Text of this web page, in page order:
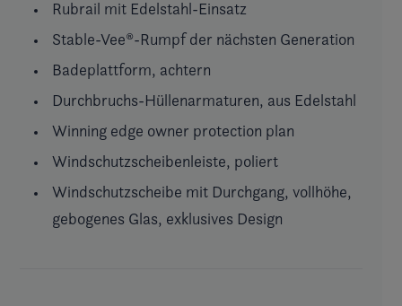
Rubrail mit Edelstahl-Einsatz
Stable-Vee®-Rumpf der nächsten Generation
Badeplattform, achtern
Durchbruchs-Hüllenarmaturen, aus Edelstahl
Winning edge owner protection plan
Windschutzscheibenleiste, poliert
Windschutzscheibe mit Durchgang, vollhöhe,
gebogenes Glas, exklusives Design